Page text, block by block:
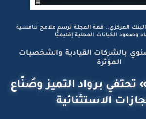
المركزي.. قمة المجلة ترسم ملامح تنافسية
وصعود الكيانات المحلية إقليميًّا
بالشركات القيادية والشخصيات
المؤثرة
تحتفي برواد التميز وصُنّاع
الاستثنائية